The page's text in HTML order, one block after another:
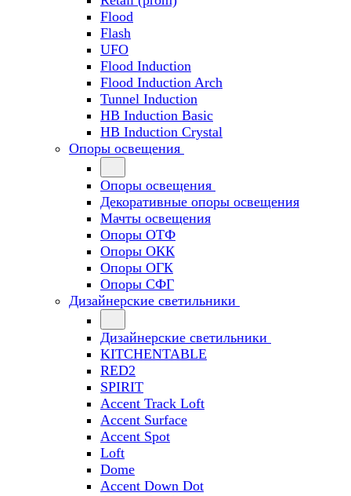
Flood
Flash
UFO
Flood Induction
Flood Induction Arch
Tunnel Induction
HB Induction Basic
HB Induction Crystal
Опоры освещения
Опоры освещения
Декоративные опоры освещения
Мачты освещения
Опоры ОТФ
Опоры ОКК
Опоры ОГК
Опоры СФГ
Дизайнерские светильники
Дизайнерские светильники
KITCHENTABLE
RED2
SPIRIT
Accent Track Loft
Accent Surface
Accent Spot
Loft
Dome
Accent Down Dot